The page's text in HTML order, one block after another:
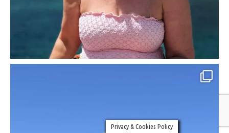
Privacy & Cookies Policy